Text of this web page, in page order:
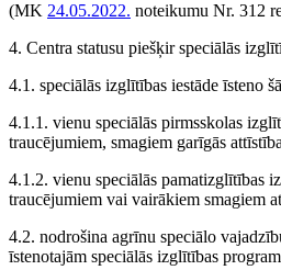
(MK 24.05.2022. noteikumu Nr. 312
4. Centra statusu piešķir speciālās
4.1. speciālās izglītības iestāde īsteno
4.1.1. vienu speciālās pirmsskolas
traucējumiem, smagiem garīgās
4.1.2. vienu speciālās pamatizglītības
traucējumiem vai vairākiem smagiem
4.2. nodrošina agrīnu speciālo
īstenotajām speciālās izglītības